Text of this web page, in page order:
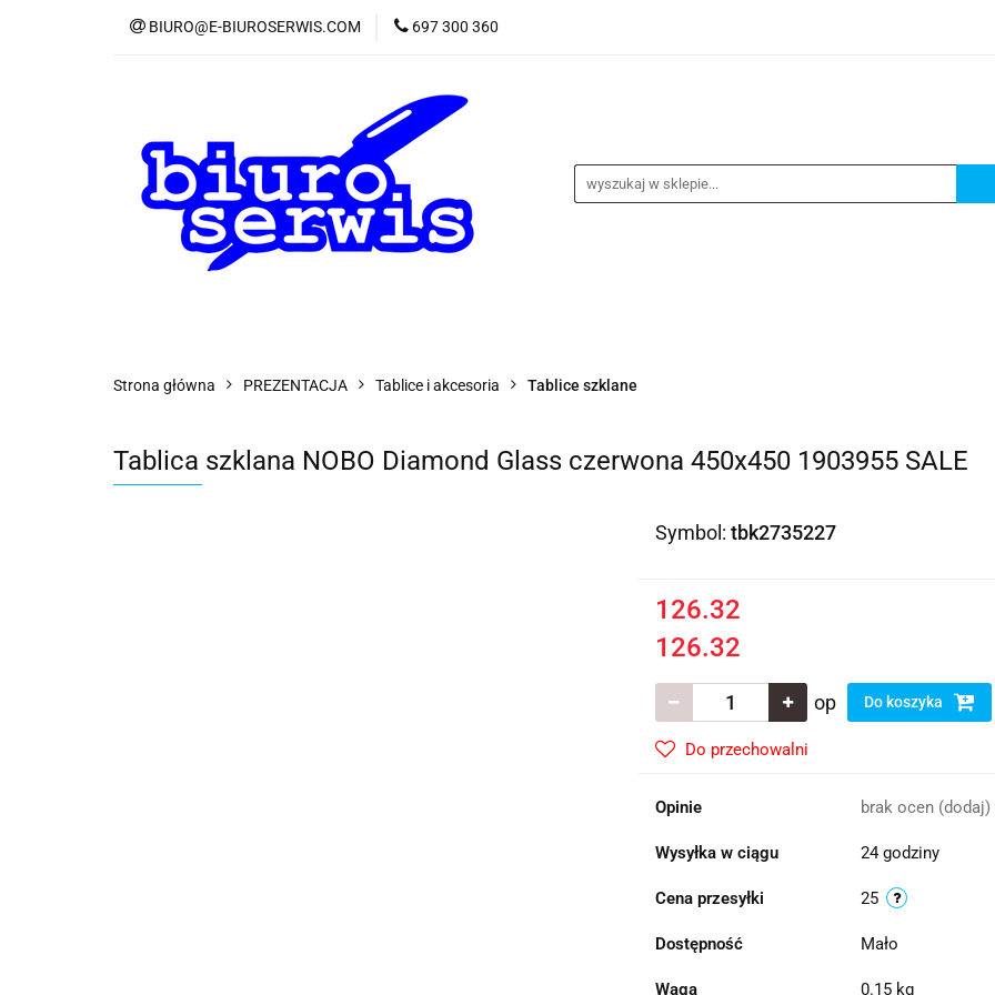
BIURO@E-BIUROSERWIS.COM 697 300 360
Strona główna PREZENTACJA Tablice i akcesoria Tablice szklane
Tablica szklana NOBO Diamond Glass czerwona 450x450 1903955 SALE
Symbol: tbk2735227
126.32
126.32
op Do koszyka
Do przechowalni
Opinie brak ocen (dodaj)
Wysyłka w ciągu 24 godziny
Cena przesyłki 25
Dostępność Mało
Waga 0.15 kg